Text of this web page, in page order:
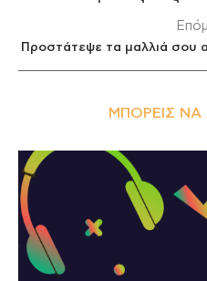
Προστάτεψε τα μαλλιά σου
ΜΠΟΡΕΊΣ ΝΑ